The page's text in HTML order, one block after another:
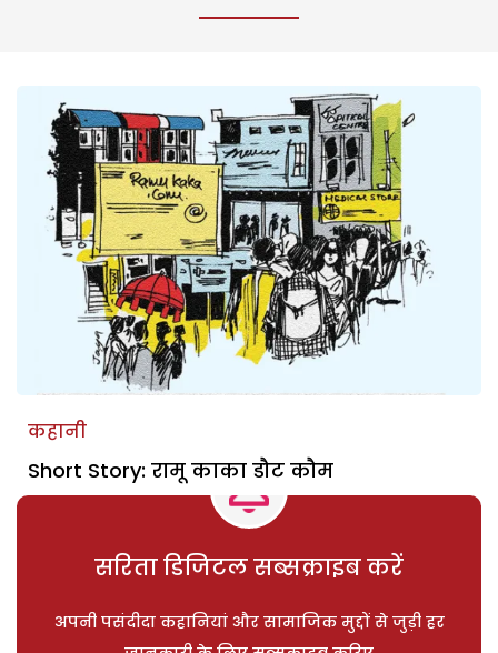
कहानी
Short Story: रामू काका डौट कौम
सरिता डिजिटल सब्सक्राइब करें
अपनी पसंदीदा कहानियां और सामाजिक मुद्दों से जुड़ी हर